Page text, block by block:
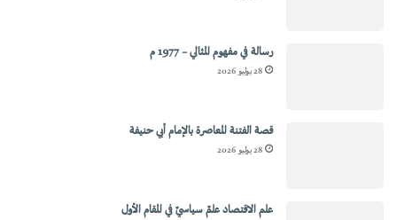
رسالة في مفهوم المثالي – 1977 م
28 يوليو 2026
قصة الفتنة المعاصرة بالإمام أبي حنيفة
28 يوليو 2026
علم الاقتصاد علمٌ سياسيٌ في المقام الأول